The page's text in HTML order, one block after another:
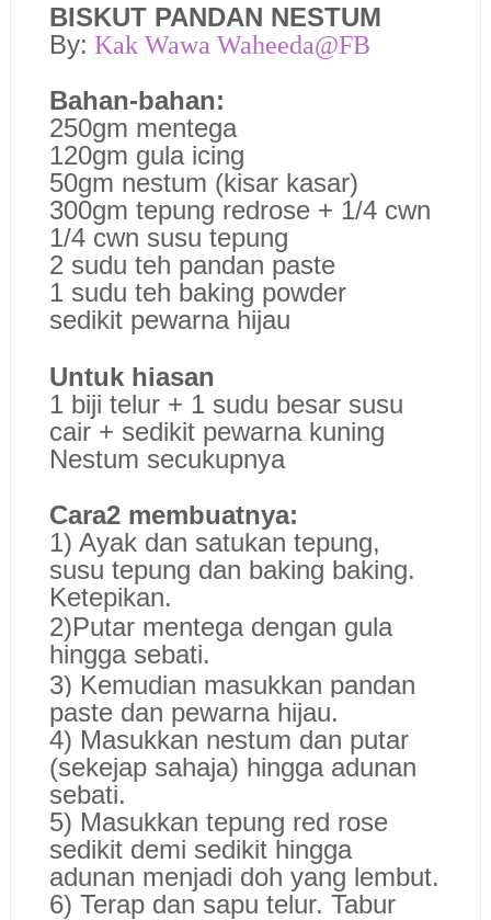
BISKUT PANDAN NESTUM
By: Kak Wawa Waheeda@FB
Bahan-bahan:
250gm mentega
120gm gula icing
50gm nestum (kisar kasar)
300gm tepung redrose + 1/4 cwn
1/4 cwn susu tepung
2 sudu teh pandan paste
1 sudu teh baking powder
sedikit pewarna hijau
Untuk hiasan
1 biji telur + 1 sudu besar susu
cair + sedikit pewarna kuning
Nestum secukupnya
Cara2 membuatnya:
1) Ayak dan satukan tepung,
susu tepung dan baking baking.
Ketepikan.
2)Putar mentega dengan gula
hingga sebati.
3) Kemudian masukkan pandan
paste dan pewarna hijau.
4) Masukkan nestum dan putar
(sekejap sahaja) hingga adunan
sebati.
5) Masukkan tepung red rose
sedikit demi sedikit hingga
adunan menjadi doh yang lembut.
6) Terap dan sapu telur. Tabur